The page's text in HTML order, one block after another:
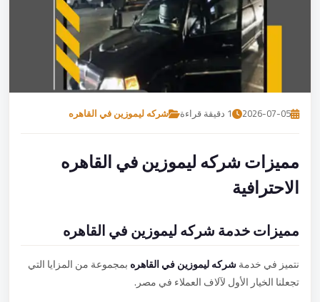
2026-07-05 1 دقيقة قراءة شركه ليموزين في القاهره
مميزات شركه ليموزين في القاهره
الاحترافية
مميزات خدمة شركه ليموزين في القاهره
نتميز في خدمةشركه ليموزين في القاهرهبمجموعة من المزايا التي
تجعلنا الخيار الأول لآلاف العملاء في مصر.